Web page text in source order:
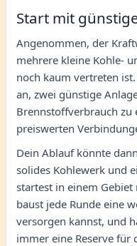
Start mit
Angenommen, der
mehrere kleine Kohle-
noch kaum vertreten
an, zwei günstige
Brennstoffverbrauch
preiswerten
Dein Ablauf könnte
solides Kohlewerk und
startest in einem
baust jede Runde eine
versorgen kannst, und
immer eine Reserve für